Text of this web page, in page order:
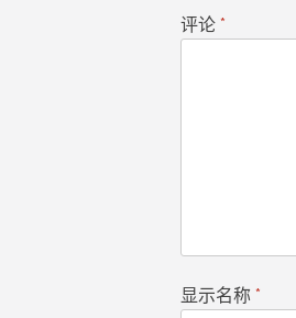
评论 *
显示名称 *